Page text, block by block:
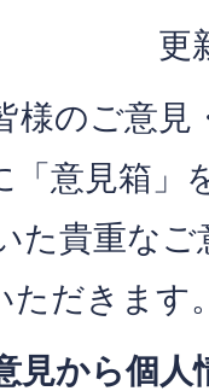
更
様のご意
「意見箱」
た貴重な
ただきます
見から個